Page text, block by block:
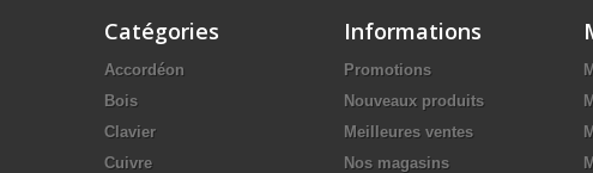
Catégories
Accordéon
Bois
Clavier
Cuivre
Informations
Promotions
Nouveaux produits
Meilleures ventes
Nos magasins